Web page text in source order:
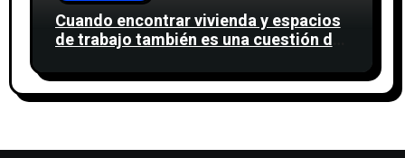
Cuando encontrar vivienda y espacios
de trabajo también es una cuestión de